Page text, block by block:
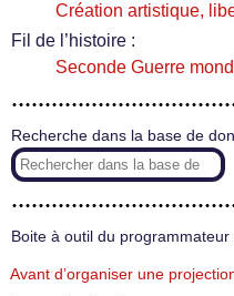
Création artistique,
Fil de l’histoire :
Seconde Guerre
Recherche dans la base de
Boite à outil du programmateur
Avant d’organiser une